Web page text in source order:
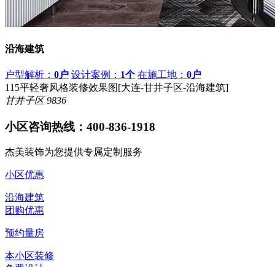
沿海建筑
户型解析： 0户 设计案例： 1个 在施工地： 0户
115平轻奢风格装修效果图[大连-甘井子区-沿海建筑]
甘井子区 9836
小区咨询热线： 400-836-1918
杰美装饰为您提供专属定制服务
小区优惠
沿海建筑
团购优惠
预约量房
本小区装修